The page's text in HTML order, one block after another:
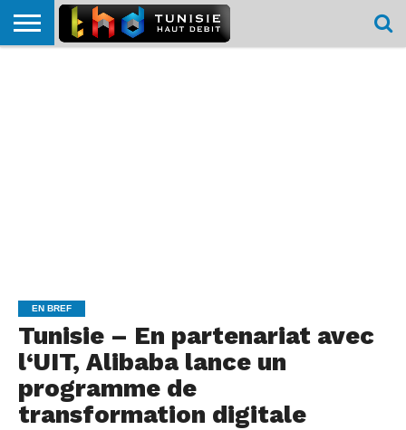
EN BREF
Tunisie – En partenariat avec
l‘UIT, Alibaba lance un
programme de
transformation digitale